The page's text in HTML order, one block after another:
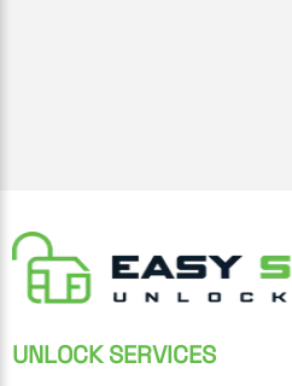
UNLOCK SERVICES